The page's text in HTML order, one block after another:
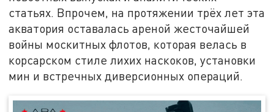
статьях. Впрочем, на протяжении трёх лет эта
акватория оставалась ареной жесточайшей
войны москитных флотов, которая велась в
корсарском стиле лихих наскоков, установки
мин и встречных диверсионных операций.